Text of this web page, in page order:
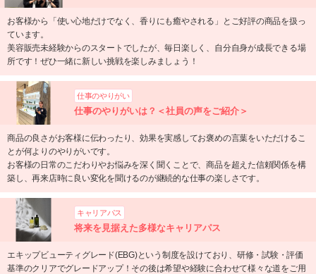
お客様から「使い心地だけでなく、香りにも癒やされる」とご好評の商品を扱っ
ています。
美容販売未経験からのスタートでしたが、毎日楽しく、自分自身が成長できる場
所です！ぜひ一緒に新しい挑戦を楽しみましょう！
仕事のやりがい
仕事のやりがいは？＜社員の声をご紹介＞
商品の良さがお客様に伝わったり、効果を実感してお褒めの言葉をいただけるこ
とが何よりのやりがいです。
お客様の日常のこだわりやお悩みを深く聞くことで、商品を超えた信頼関係を構
築し、再来店時に良い変化を聞けるのが継続的な仕事の楽しさです。
キャリアパス
将来を見据えた多様なキャリアパス
エキップビューティグレード(EBG)という制度を設けており、研修・試験・評価
基準のクリアでグレードアップ！その後は希望や経験に合わせて様々な道をご用